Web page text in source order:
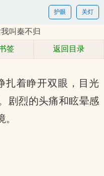
关灯
护眼
叫秦不归
签 返回目录
着睁开双眼，目光
剧烈的头痛和眩晕感